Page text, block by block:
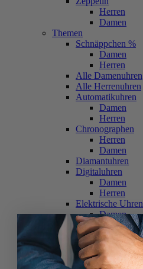
Herren
Damen
Themen
Schnäppchen %
Damen
Herren
Alle Damenuhren
Alle Herrenuhren
Automatikuhren
Damen
Herren
Chronographen
Herren
Damen
Diamantuhren
Digitaluhren
Damen
Herren
Elektrische Uhren
Damen
Herren
Fliegeruhren
Damen
Herren